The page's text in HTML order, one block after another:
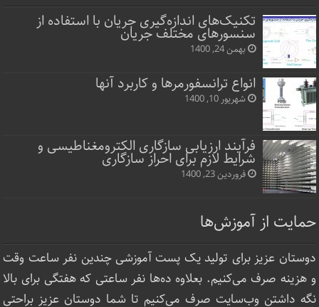
تکنیک‌های اندازه‌گیری جریان با استفاده از
سنسورهای مختلف جریان
بهمن 24, 1400
انواع ترانسفورمرها و کاربرد آنها
شهریور 10, 1400
فرآیند ارزیابی سازگاری الکترومغناطیسی و
شرایط لازم برای احراز سازگاری
فروردین 23, 1400
حمایت از آموزش‌ها
دوستان عزیز برای تولید یک پست آموزشی چندین نفر ساعت‌ وقت
و هزینه صرف می‌کنیم. بعلاوه ده‌ها نفر ساعتی که هفتگی برای بالا
نگه داشتن وب‌سایت صرف ‌می‌کنیم تا شما دوستان عزیز براحتی